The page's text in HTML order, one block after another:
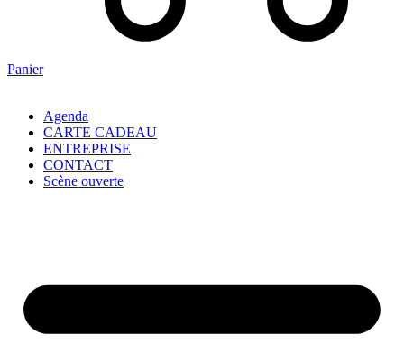
Panier
Agenda
CARTE CADEAU
ENTREPRISE
CONTACT
Scène ouverte